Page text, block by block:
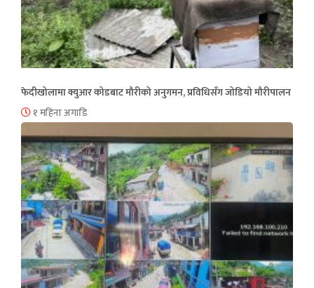
फेदीखोलामा क्युआर कोडबाट मौरीको अनुगमन, प्रविधिसँग जोडियो मौरीपालन
१ महिना अगाडि